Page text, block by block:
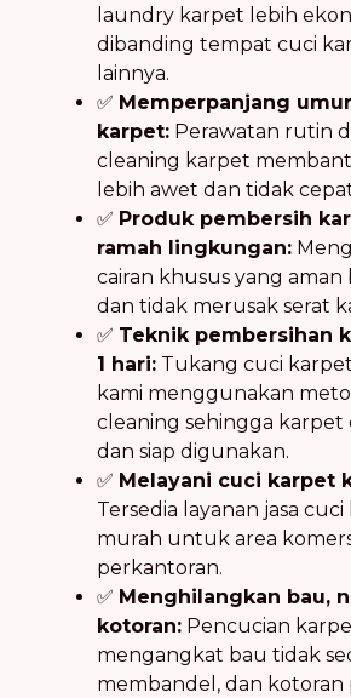
laundry karpet lebih
dibanding tempat cuci
lainnya.
✅ Memperpanjang
karpet: Perawatan rutin
cleaning karpet
lebih awet dan tidak
✅ Produk pembersih
ramah lingkungan:
cairan khusus yang aman
dan tidak merusak serat
✅ Teknik pembersihan
1 hari: Tukang cuci
kami menggunakan
cleaning sehingga karpet
dan siap digunakan.
✅ Melayani cuci karpet
Tersedia layanan jasa
murah untuk area
perkantoran.
✅ Menghilangkan bau,
kotoran: Pencucian
mengangkat bau tidak
membandel, dan kotoran